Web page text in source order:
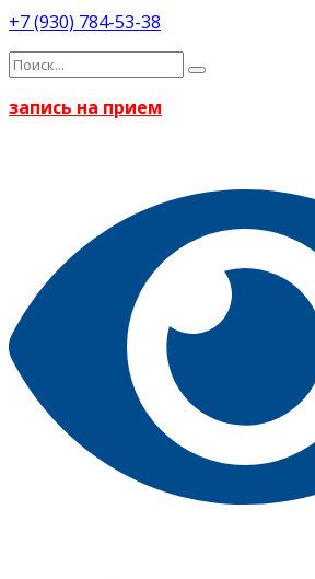
+7 (930) 784-53-38
запись на прием